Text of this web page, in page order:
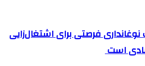
فرصتی برای اشتغال‌زایی
است